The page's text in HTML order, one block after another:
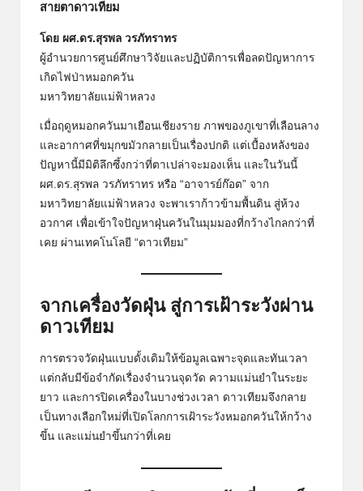
สายตาดาวเทียม
โดย ผศ.ดร.สุรพล วรภัทราทร
ผู้อำนวยการศูนย์ศึกษาวิจัยและปฏิบัติการเพื่อลดปัญหาการ
เกิดไฟป่าหมอกควัน
มหาวิทยาลัยแม่ฟ้าหลวง
เมื่อฤดูหมอกควันมาเยือนเชียงราย ภาพของภูเขาที่เลือนลาง
และอากาศที่ขมุกขมัวกลายเป็นเรื่องปกติ แต่เบื้องหลังของ
ปัญหานี้มีมิติลึกซึ้งกว่าที่ตาเปล่าจะมองเห็น และในวันนี้
ผศ.ดร.สุรพล วรภัทราทร หรือ “อาจารย์ก๊อต” จาก
มหาวิทยาลัยแม่ฟ้าหลวง จะพาเราก้าวข้ามพื้นดิน สู่ห้วง
อวกาศ เพื่อเข้าใจปัญหาฝุ่นควันในมุมมองที่กว้างไกลกว่าที่
เคย ผ่านเทคโนโลยี “ดาวเทียม”
จากเครื่องวัดฝุ่น สู่การเฝ้าระวังผ่าน
ดาวเทียม
การตรวจวัดฝุ่นแบบดั้งเดิมให้ข้อมูลเฉพาะจุดและทันเวลา
แต่กลับมีข้อจำกัดเรื่องจำนวนจุดวัด ความแม่นยำในระยะ
ยาว และการปิดเครื่องในบางช่วงเวลา ดาวเทียมจึงกลาย
เป็นทางเลือกใหม่ที่เปิดโลกการเฝ้าระวังหมอกควันให้กว้าง
ขึ้น และแม่นยำขึ้นกว่าที่เคย